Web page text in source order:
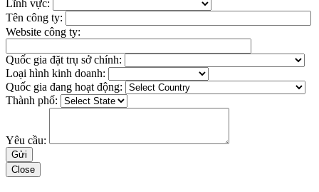
Lĩnh vực:
Tên công ty:
Website công ty:
Quốc gia đặt trụ sở chính:
Loại hình kinh doanh:
Quốc gia đang hoạt động:
Thành phố:
Yêu cầu:
Close